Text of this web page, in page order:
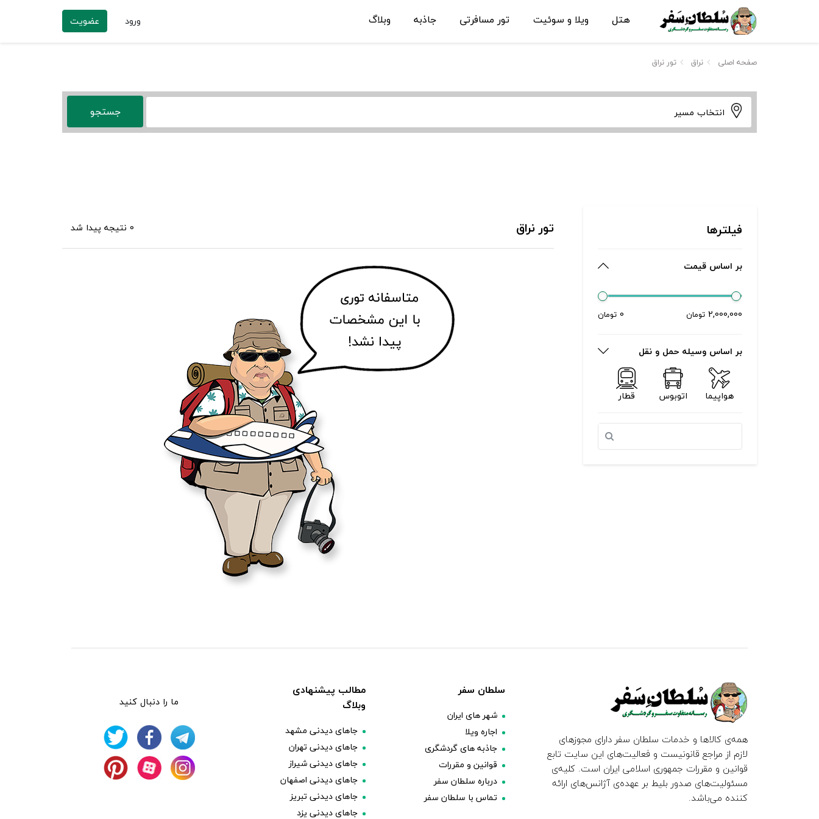
هتل ویلا و سوئیت تور مسافرتی جاذبه وبلاگ ورود عضویت
صفحه اصلی نراق تور نراق
انتخاب مسیر
فیلترها
بر اساس قیمت
0 تومان 2,000,000 تومان
بر اساس وسیله حمل و نقل
هواپیما اتوبوس قطار
تور نراق 0 نتیجه پیدا شد
همه‌ی کالاها و خدمات سلطان سفر دارای مجوزهای
لازم از مراجع قانونیست و فعالیت‌های این سایت تابع
قوانین و مقررات جمهوری اسلامی ایران است. کلیه‌ی
مسئولیت‌های صدور بلیط بر عهده‌ی آژانس‌های ارائه
کننده می‌باشد.
سلطان سفر
شهر های ایران
اجاره ویلا
جاذبه های گردشگری
قوانین و مقررات
درباره سلطان سفر
تماس با سلطان سفر
مطالب پیشنهادی
وبلاگ
جاهای دیدنی مشهد
جاهای دیدنی تهران
جاهای دیدنی شیراز
جاهای دیدنی اصفهان
جاهای دیدنی تبریز
جاهای دیدنی یزد
ما را دنبال کنید